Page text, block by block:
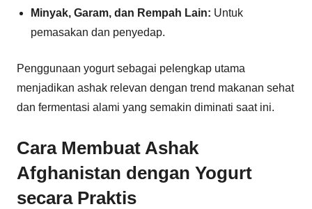
Minyak, Garam, dan Rempah Lain: Untuk
pemasakan dan penyedap.
Penggunaan yogurt sebagai pelengkap utama
menjadikan ashak relevan dengan trend makanan sehat
dan fermentasi alami yang semakin diminati saat ini.
Cara Membuat Ashak
Afghanistan dengan Yogurt
secara Praktis